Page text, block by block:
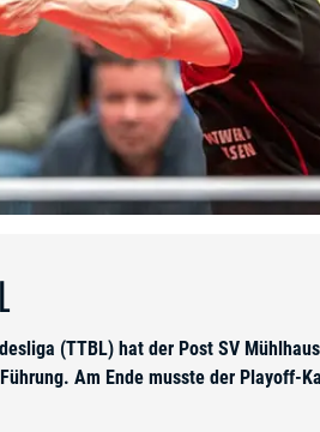
(TTBL) hat der Post SV
Am Ende musste der Playoff-